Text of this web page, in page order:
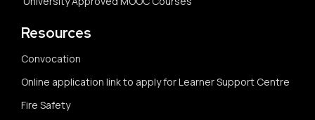
Resources
Convocation
Online application link to apply for Learner Support Centre
Fire Safety